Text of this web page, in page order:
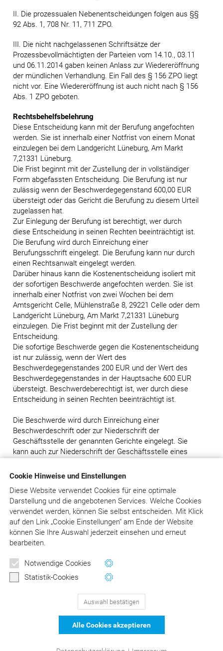
Cookie Hinweise und Einstellungen
Diese Website verwendet Cookies für eine optimale
Darstellung und die angebotenen Services. Welche Cookies
verwendet werden, können Sie selbst entscheiden. Mit Klick
aufden Link „Cookie Einstellungen“ am Ende der Website
können Sie Ihre Auswahl jederzeit einsehen und erneut
bearbeiten.
Notwendige Cookies
Statistik-Cookies
Auswahl bestätigen
Alle Cookies akzeptieren
II. Die prozessualen Nebenentscheidungen folgen aus §§
92 Abs. 1, 708 Nr. 11, 711 ZPO.
III. Die nicht nachgelassenen Schriftsätze der
Prozessbevollmächtigten der Parteien vom 14.10., 03.11
und 06.11.2014 gaben keinen Anlass zur Wiedereröffnung
der mündlichen Verhandlung. Ein Fall des § 156 ZPO liegt
nicht vor. Eine Wiedereröffnung ist auch nicht nach § 156
Abs. 1 ZPO geboten.
Rechtsbehelfsbelehrung
Diese Entscheidung kann mit der Berufung angefochten
werden. Sie ist innerhalb einer Notfrist von einem Monat
einzulegen bei dem Landgericht Lüneburg, Am Markt
7,21331 Lüneburg.
Die Frist beginnt mit der Zustellung der in vollständiger
Form abgefassten Entscheidung. Die Berufung ist nur
zulässig wenn der Beschwerdegegenstand 600,00 EUR
übersteigt oder das Gericht die Berufung zu diesem Urteil
zugelassen hat.
Zur Einlegung der Berufung ist berechtigt, wer durch
diese Entscheidung in seinen Rechten beeinträchtigt ist.
Die Berufung wird durch Einreichung einer
Berufungsschrift eingelegt. Die Berufung kann nur durch
einen Rechtsanwalt eingelegt werden.
Darüber hinaus kann die Kostenentscheidung isoliert mit
der sofortigen Beschwerde angefochten werden. Sie ist
innerhalb einer Notfrist von zwei Wochen bei dem
Amtsgericht Celle, Mühlenstraße 8, 29221 Celle oder dem
Landgericht Lüneburg, Am Markt 7,21331 Lüneburg
einzulegen. Die Frist beginnt mit der Zustellung der
Entscheidung.
Die sofortige Beschwerde gegen die Kostenentscheidung
ist nur zulässig, wenn der Wert des
Beschwerdegegenstandes 200 EUR und der Wert des
Beschwerdegegenstandes in der Hauptsache 600 EUR
übersteigt. Beschwerdeberechtigt ist, wer durch diese
Entscheidung in seinen Rechten beeinträchtigt ist.
Die Beschwerde wird durch Einreichung einer
Beschwerdeschrift oder zur Niederschrift der
Geschäftsstelle der genannten Gerichte eingelegt. Sie
kann auch zur Niederschrift der Geschäftsstelle eines
Einhaltung der Frist auf den Eingang bei einem der
genannten Gerichte ankommt. Sie ist von dem
Beschwerdeführer oder seinem Bevollmächtigten zu
unterzeichnen. Die Beschwerde muss die Bezeichnung
des angefochtenen Beschlusses sowie die Erklärung
enthalten, dass Beschwerde gegen diesen Beschluss
eingelegt wird. Soll die Entscheidung nur zum Teil
angefochten werden, so ist der Umfang der Anfechtung
zu bezeichnen.
Die Beschwerde soll begründet werden.
DER Kommentar zu BEMA und
129Bewertungen auf ProvenExpert.com
Newsletter
Wertvolle Tipps und Hinweise
Jetzt anmelden